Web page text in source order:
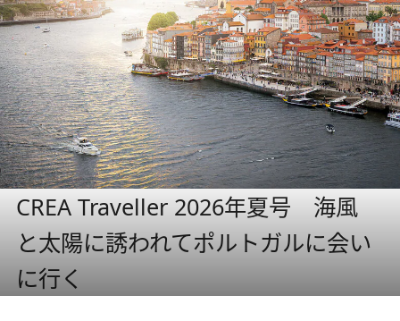
CREA Traveller 2026年夏号 海風
と太陽に誘われてポルトガルに会い
に行く